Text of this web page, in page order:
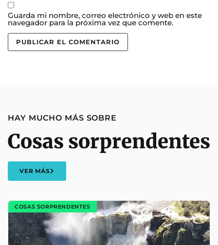
Guarda mi nombre, correo electrónico y web en este
navegador para la próxima vez que comente.
HAY MUCHO MÁS SOBRE
Cosas sorprendentes
VER MÁS
COSAS SORPRENDENTES